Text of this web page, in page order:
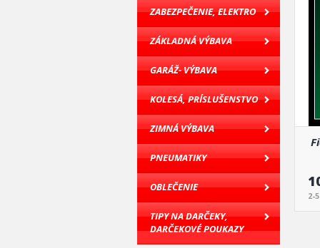
ZABEZPEČENIE, ELEKTRO
ZÁKLADNÁ VÝBAVA
GARÁŽ- VÝBAVA
KOLESÁ, PRÍSLUŠENSTVO
ZIMNÁ VÝBAVA
PNEUMATIKY
OBLEČENIE
TIPY NA DARČEKY,
DARČEKOVÉ POUKAZY
2-